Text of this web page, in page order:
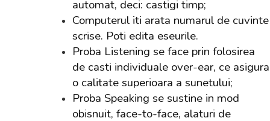
automat, deci: castigi timp;
Computerul iti arata numarul de cuvinte
scrise. Poti edita eseurile.
Proba Listening se face prin folosirea
de casti individuale over-ear, ce asigura
o calitate superioara a sunetului;
Proba Speaking se sustine in mod
obisnuit, face-to-face, alaturi de